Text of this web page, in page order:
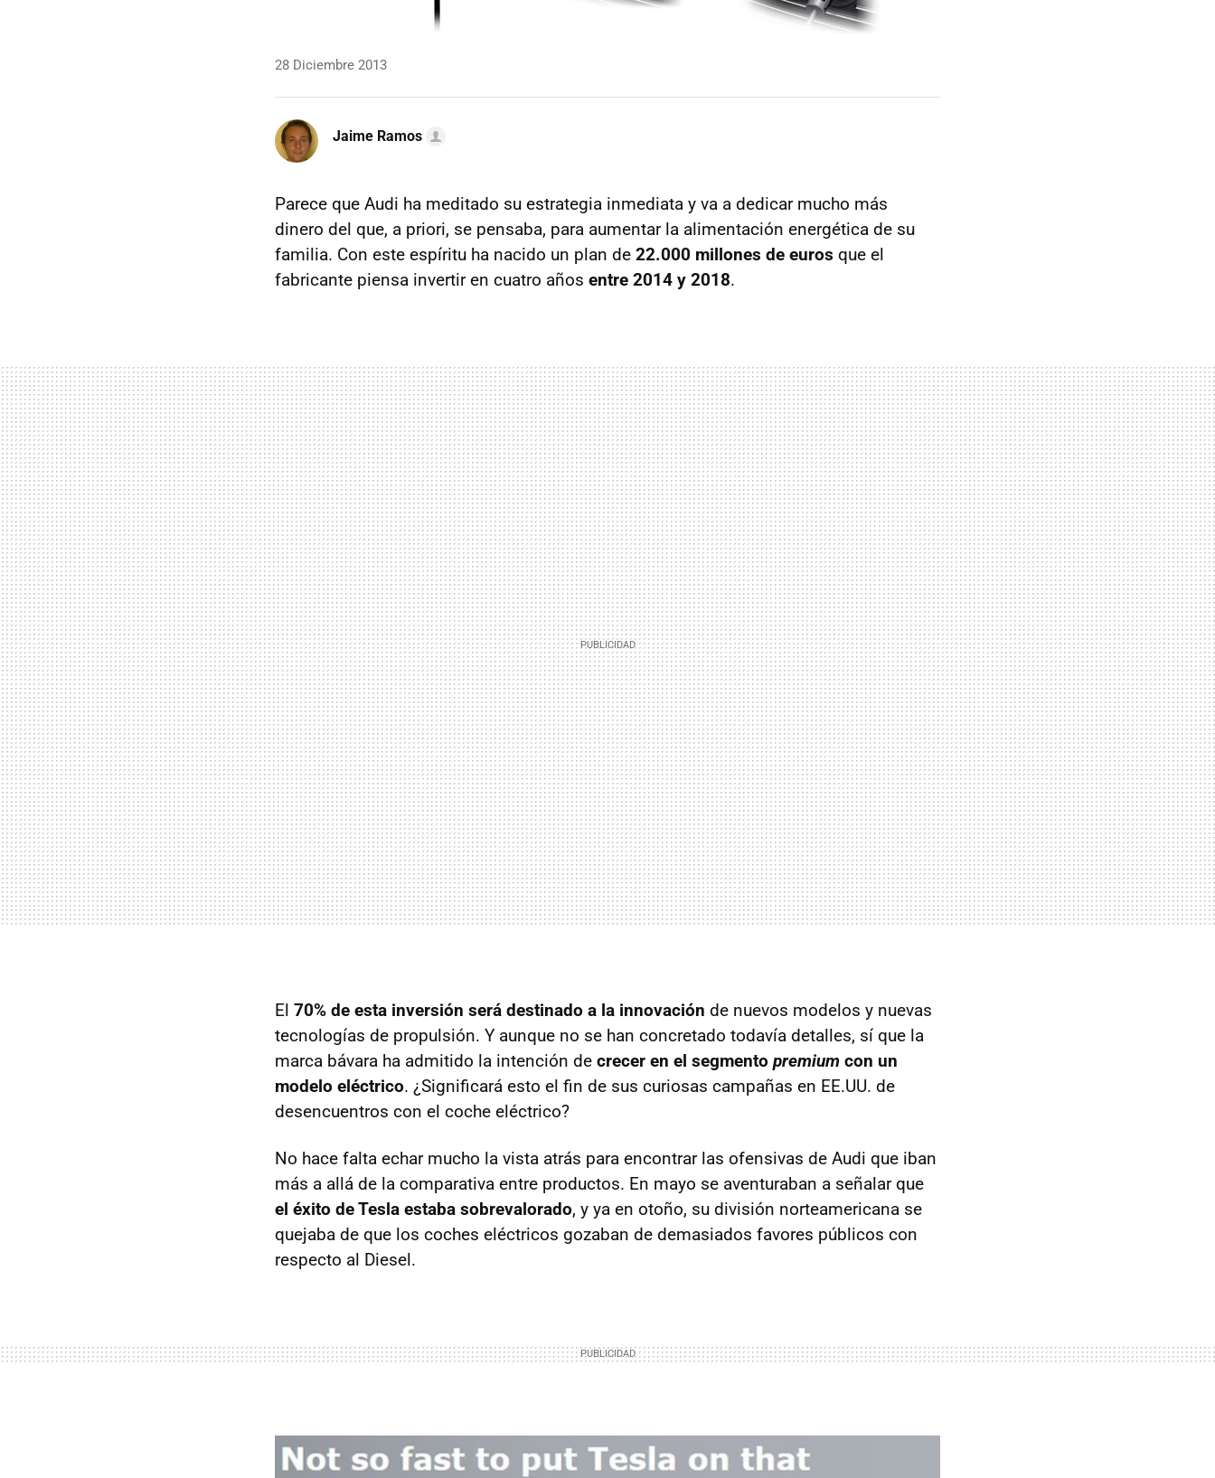
28 Diciembre 2013
Jaime Ramos
Parece que Audi ha meditado su estrategia inmediata y va a dedicar mucho más
dinero del que, a priori, se pensaba, para aumentar la alimentación energética de su
familia. Con este espíritu ha nacido un plan de 22.000 millones de euros que el
fabricante piensa invertir en cuatro años entre 2014 y 2018.
El 70% de esta inversión será destinado a la innovación de nuevos modelos y nuevas
tecnologías de propulsión. Y aunque no se han concretado todavía detalles, sí que la
marca bávara ha admitido la intención de crecer en el segmento premium con un
modelo eléctrico. ¿Significará esto el fin de sus curiosas campañas en EE.UU. de
desencuentros con el coche eléctrico?
No hace falta echar mucho la vista atrás para encontrar las ofensivas de Audi que iban
más a allá de la comparativa entre productos. En mayo se aventuraban a señalar que
el éxito de Tesla estaba sobrevalorado, y ya en otoño, su división norteamericana se
quejaba de que los coches eléctricos gozaban de demasiados favores públicos con
respecto al Diesel.